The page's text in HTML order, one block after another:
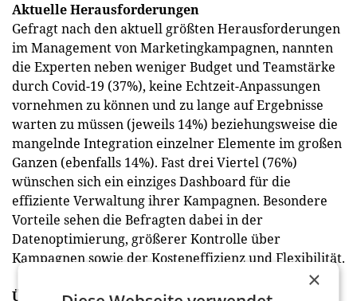
Aktuelle Herausforderungen
Gefragt nach den aktuell größten Herausforderungen
im Management von Marketingkampagnen, nannten
die Experten neben weniger Budget und Teamstärke
durch Covid-19 (37%), keine Echtzeit-Anpassungen
vornehmen zu können und zu lange auf Ergebnisse
warten zu müssen (jeweils 14%) beziehungsweise die
mangelnde Integration einzelner Elemente im großen
Ganzen (ebenfalls 14%). Fast drei Viertel (76%)
wünschen sich ein einziges Dashboard für die
effiziente Verwaltung ihrer Kampagnen. Besondere
Vorteile sehen die Befragten dabei in der
Datenoptimierung, größerer Kontrolle über
Kampagnen sowie der Kosteneffizienz und Flexibilität.
Über die Studie
×